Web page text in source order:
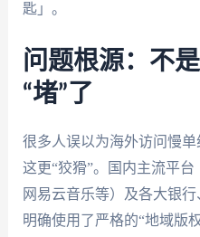
匙」。
问题根源：不
“堵”了
很多人误以为海外访问慢
这更“狡猾”。国内主流平台
网易云音乐等）及各大银
明确使用了严格的“地域版